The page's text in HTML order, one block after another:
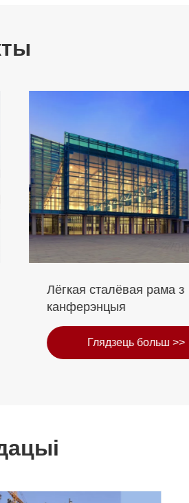
сталёвая рама з
Глядзець больш >>